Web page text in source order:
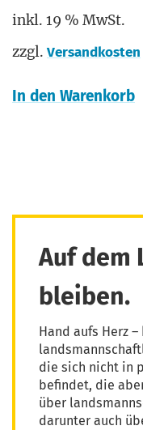
inkl. 19 % MwSt.
zzgl. Versandkosten
In den Warenkorb
Auf dem
bleiben.
Hand aufs Herz
die sich nicht in
befindet, die
über
darunter auch